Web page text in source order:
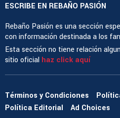
ESCRIBE EN REBAÑO PASIÓN
Rebaño Pasión es una sección
con información destinada a los
Esta sección no tiene relación
sitio oficial haz click aquí
Términos y Condiciones
Política Editorial
Ad Choices